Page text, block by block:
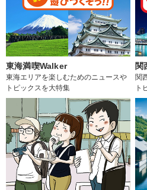
東海満喫Walker
東海エリアを楽しむためのニュースや
トピックスを大特集
関
関
ト